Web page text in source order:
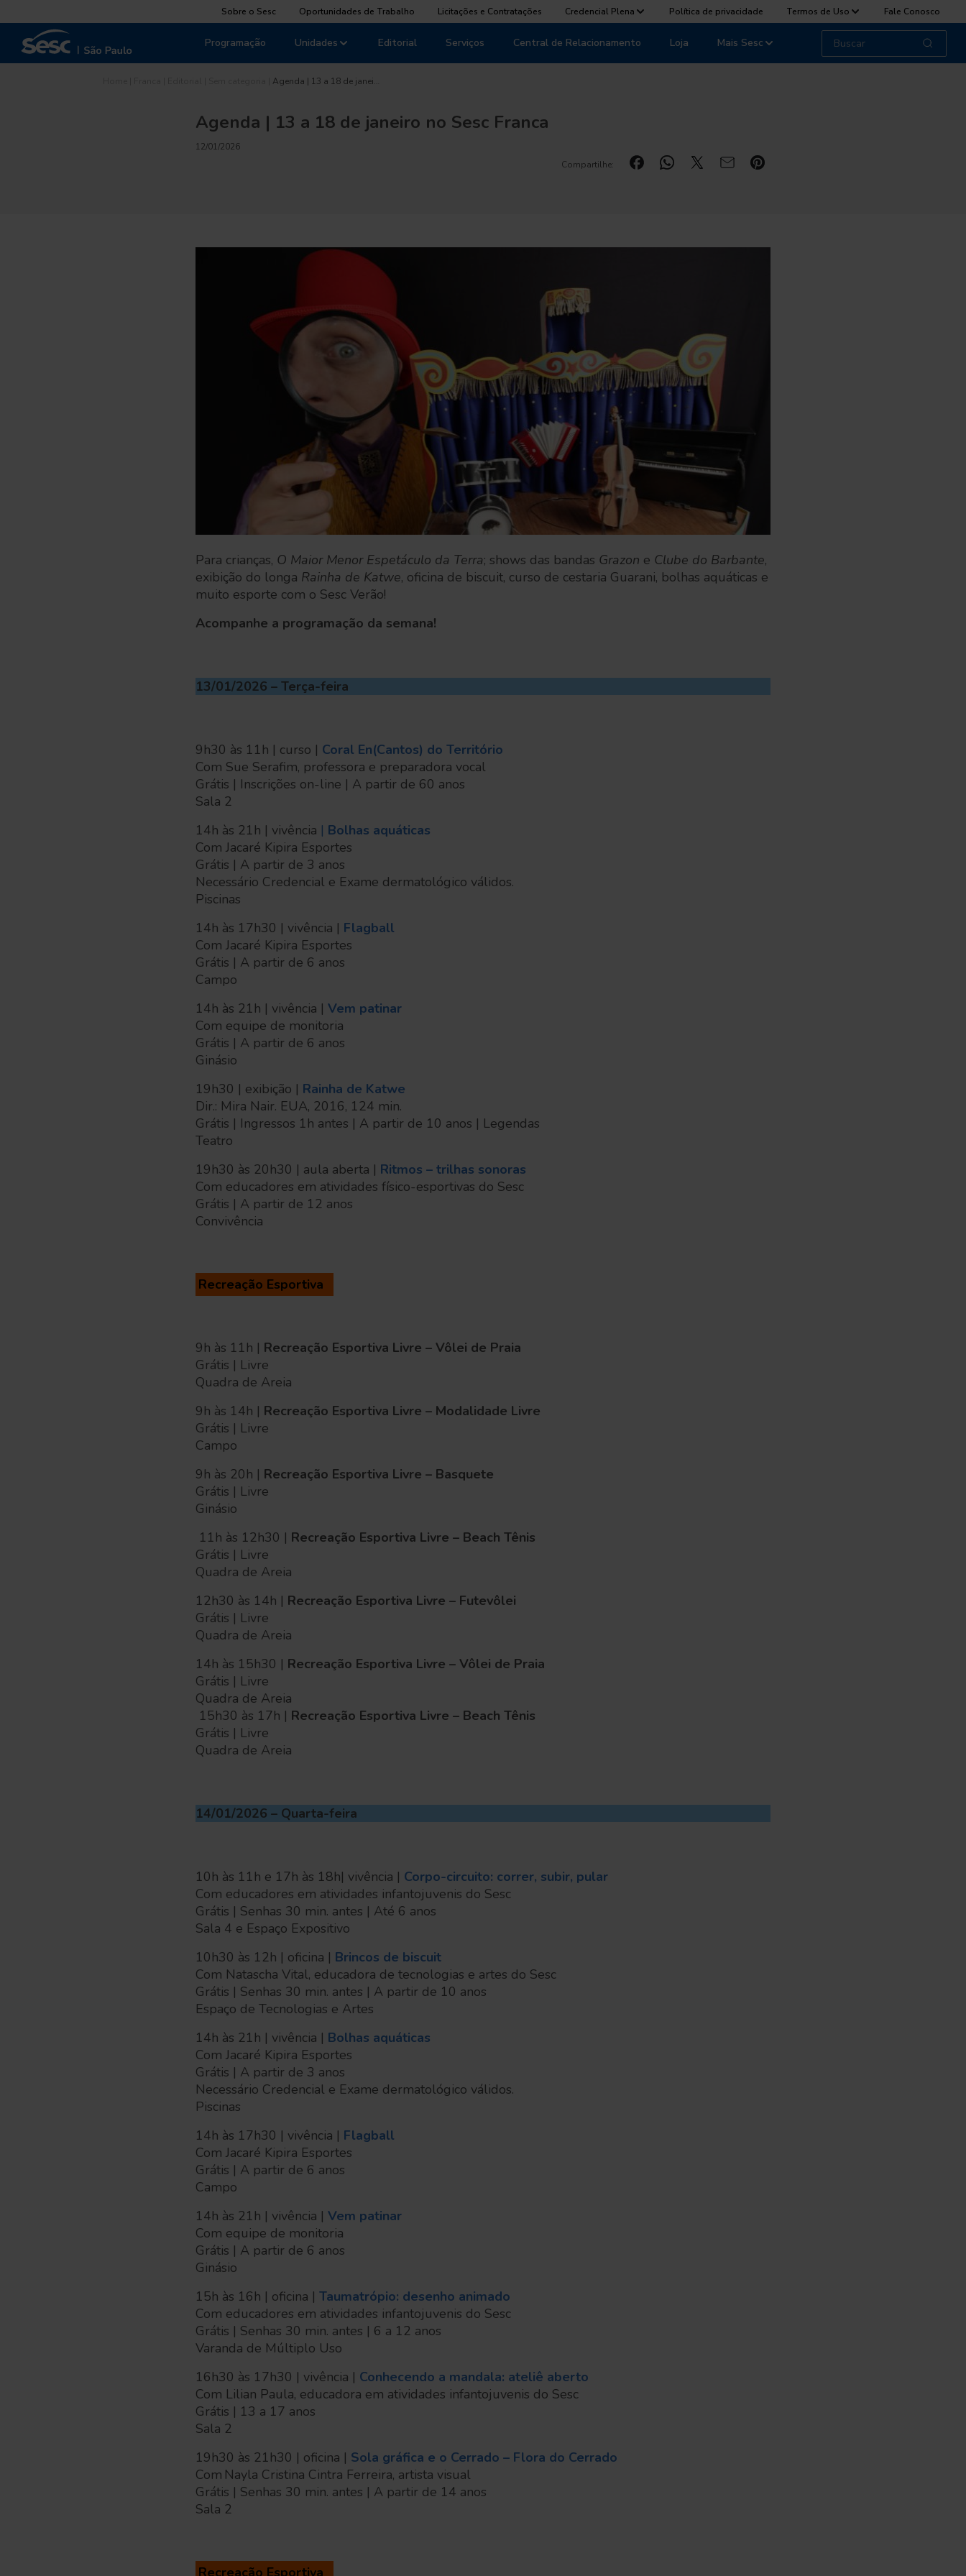
Sobre o Sesc Oportunidades de Trabalho Licitações e Contratações Credencial Plena Política de privacidade Termos de Uso Fale Conosco
Unidades
Programação Editorial Serviços Central de Relacionamento Loja Mais Sesc
Agenda | 13 a 18 de janei…
Agenda | 13 a 18 de janeiro no Sesc Franca
12/01/2026
Compartilhe:
Para crianças, O Maior Menor Espetáculo da Terra; shows das bandas Grazon e Clube do Barbante,
exibição do longa Rainha de Katwe, oficina de biscuit, curso de cestaria Guarani, bolhas aquáticas e
muito esporte com o Sesc Verão!
Acompanhe a programação da semana!
13/01/2026 – Terça-feira
9h30 às 11h | curso | Coral En(Cantos) do Território
Com Sue Serafim, professora e preparadora vocal
Grátis | Inscrições on-line | A partir de 60 anos
Sala 2
14h às 21h | vivência | Bolhas aquáticas
Com Jacaré Kipira Esportes
Grátis | A partir de 3 anos
Necessário Credencial e Exame dermatológico válidos.
Piscinas
14h às 17h30 | vivência | Flagball
Com Jacaré Kipira Esportes
Grátis | A partir de 6 anos
Campo
14h às 21h | vivência | Vem patinar
Com equipe de monitoria
Grátis | A partir de 6 anos
Ginásio
19h30 | exibição | Rainha de Katwe
Dir.: Mira Nair. EUA, 2016, 124 min.
Grátis | Ingressos 1h antes | A partir de 10 anos | Legendas
Teatro
19h30 às 20h30 | aula aberta | Ritmos – trilhas sonoras
Com educadores em atividades físico-esportivas do Sesc
Grátis | A partir de 12 anos
Convivência
Recreação Esportiva
9h às 11h | Recreação Esportiva Livre – Vôlei de Praia
Grátis | Livre
Quadra de Areia
9h às 14h | Recreação Esportiva Livre – Modalidade Livre
Grátis | Livre
Campo
9h às 20h | Recreação Esportiva Livre – Basquete
Grátis | Livre
Ginásio
11h às 12h30 | Recreação Esportiva Livre – Beach Tênis
Grátis | Livre
Quadra de Areia
12h30 às 14h | Recreação Esportiva Livre – Futevôlei
Grátis | Livre
Quadra de Areia
14h às 15h30 | Recreação Esportiva Livre – Vôlei de Praia
Grátis | Livre
Quadra de Areia
15h30 às 17h | Recreação Esportiva Livre – Beach Tênis
Grátis | Livre
Quadra de Areia
14/01/2026 – Quarta-feira
10h às 11h e 17h às 18h| vivência | Corpo-circuito: correr, subir, pular
Com educadores em atividades infantojuvenis do Sesc
Grátis | Senhas 30 min. antes | Até 6 anos
Sala 4 e Espaço Expositivo
10h30 às 12h | oficina | Brincos de biscuit
Com Natascha Vital, educadora de tecnologias e artes do Sesc
Grátis | Senhas 30 min. antes | A partir de 10 anos
Espaço de Tecnologias e Artes
14h às 21h | vivência | Bolhas aquáticas
Com Jacaré Kipira Esportes
Grátis | A partir de 3 anos
Necessário Credencial e Exame dermatológico válidos.
Piscinas
14h às 17h30 | vivência | Flagball
Com Jacaré Kipira Esportes
Grátis | A partir de 6 anos
Campo
14h às 21h | vivência | Vem patinar
Com equipe de monitoria
Grátis | A partir de 6 anos
Ginásio
15h às 16h | oficina | Taumatrópio: desenho animado
Com educadores em atividades infantojuvenis do Sesc
Grátis | Senhas 30 min. antes | 6 a 12 anos
Varanda de Múltiplo Uso
16h30 às 17h30 | vivência | Conhecendo a mandala: ateliê aberto
Com Lilian Paula, educadora em atividades infantojuvenis do Sesc
Grátis | 13 a 17 anos
Sala 2
19h30 às 21h30 | oficina | Sola gráfica e o Cerrado – Flora do Cerrado
Com Nayla Cristina Cintra Ferreira, artista visual
Grátis | Senhas 30 min. antes | A partir de 14 anos
Sala 2
Recreação Esportiva